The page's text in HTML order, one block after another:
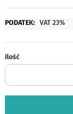
Więcej
VAT 23%
Ilość